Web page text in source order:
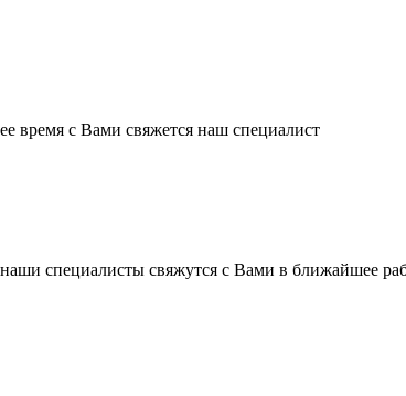
время с Вами свяжется наш специалист
специалисты свяжутся с Вами в ближайшее